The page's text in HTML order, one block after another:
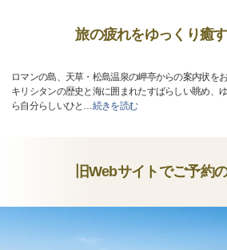
旅の疲れをゆっくり癒
ロマンの島、天草・松島温泉の岬亭からの案内状をお
キリシタンの歴史と海に囲まれたすばらしい眺め、
ら自分らしいひと …続きを読む
旧Webサイトでご予約